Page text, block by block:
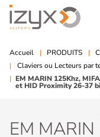
Accueil PRODUITS
Claviers ou Lecteurs par
EM MARIN 125Khz,
et HID Proximity 26-37
EM